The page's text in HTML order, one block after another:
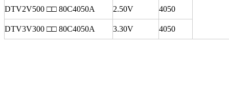
DTV2V500 □□ 80C4050A 2.50V 4050
DTV3V300 □□ 80C4050A 3.30V 4050